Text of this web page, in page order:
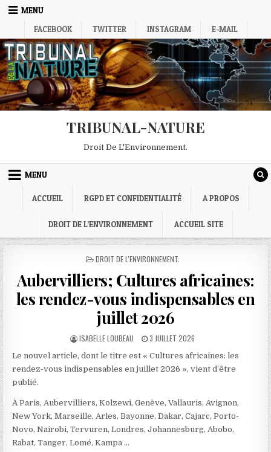
Skip
MENU
FACEBOOK
TWITTER INSTAGRAM E-MAIL
TRIBUNAL-NATURE
Droit De L'Environnement.
MENU
ACCUEIL RGPD ET CONFIDENTIALITÉ A PROPOS
DROIT DE L’ENVIRONNEMENT ACCUEIL SITE
POSTED
DROIT DE L'ENVIRONNEMENT:
Aubervilliers; Cultures africaines:
les rendez-vous indispensables en
juillet 2026
AUTHOR:
ISABELLE LOUBEAU
PUBLISHED
3 JUILLET 2026
Le nouvel article, dont le titre est « Cultures africaines: les
rendez-vous indispensables en juillet 2026 », vient d’être
publié.
À Paris, Aubervilliers, Kolzewi, Genève, Vallauris, Avignon,
New York, Marseille, Arles, Bayonne, Dakar, Cajarc, Porto-
Novo, Nairobi, Tervuren, Londres, Johannesburg, Abobo,
Rabat, Tanger, Lomé, Kampa …